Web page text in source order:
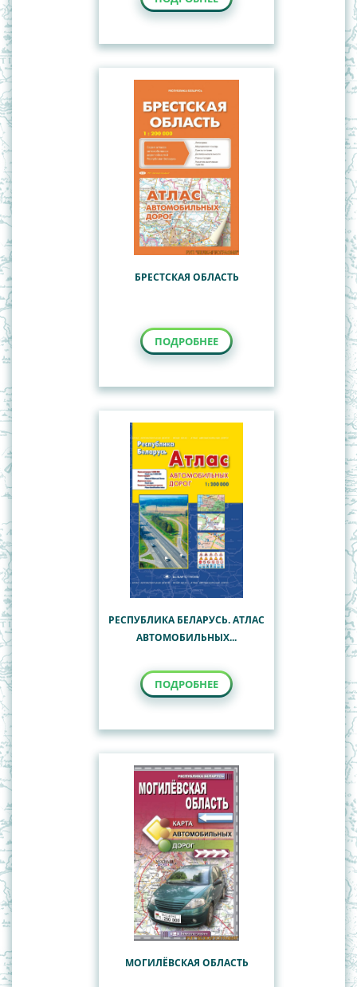
БРЕСТСКАЯ ОБЛАСТЬ
ПОДРОБНЕЕ
РЕСПУБЛИКА БЕЛАРУСЬ. АТЛАС
АВТОМОБИЛЬНЫХ...
ПОДРОБНЕЕ
МОГИЛЁВСКАЯ ОБЛАСТЬ